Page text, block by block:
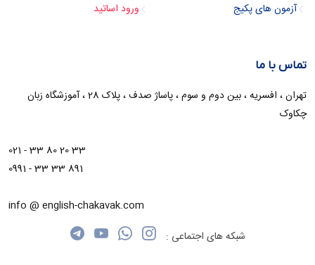
آزمون های پکیج
ورود اساتید
تماس با ما
تهران ، افسریه ، بین دوم و سوم ، پاساژ صدف ، پلاک 28 ، آموزشگاه زبان
چکاوک
021 - 33 80 20 33
0991 - 33 33 891
info @ english-chakavak.com
شبکه های اجتماعی :